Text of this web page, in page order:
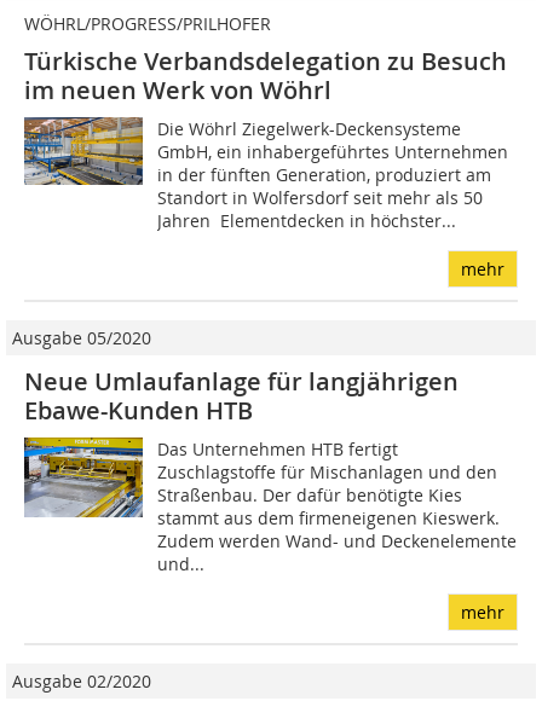
WÖHRL/PROGRESS/PRILHOFER
Türkische Verbandsdelegation zu Besuch
im neuen Werk von Wöhrl
Die Wöhrl Ziegelwerk-Deckensysteme
GmbH, ein inhabergeführtes Unternehmen
in der fünften Generation, produziert am
Standort in Wolfersdorf seit mehr als 50
Jahren Elementdecken in höchster...
mehr
Ausgabe 05/2020
Neue Umlaufanlage für langjährigen
Ebawe-Kunden HTB
Das Unternehmen HTB fertigt
Zuschlagstoffe für Mischanlagen und den
Straßenbau. Der dafür benötigte Kies
stammt aus dem firmeneigenen Kieswerk.
Zudem werden Wand- und Deckenelemente
und...
mehr
Ausgabe 02/2020